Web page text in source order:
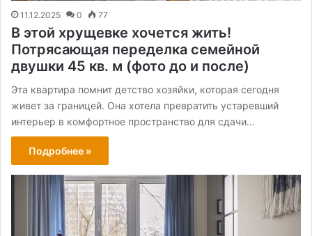
11.12.2025 0 77
В этой хрущевке хочется жить!
Потрясающая переделка семейной
двушки 45 кв. м (фото до и после)
Эта квартира помнит детство хозяйки, которая сегодня
живет за границей. Она хотела превратить устаревший
интерьер в комфортное пространство для сдачи…
Подробнее »